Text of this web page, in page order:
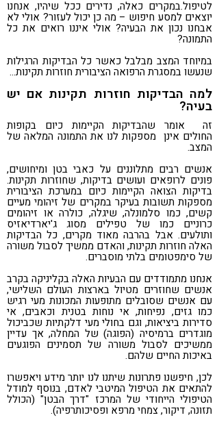
לטיפול.במקרים כאלה, נדירים ככל שיהיו, אנחנו
יוצאים למסע חיפוש – מה כן יכול לעזור? אולי לא
אבחנו נכון את הבעיה? אולי איננו רואים את כל
התמונה?
במיוחד המצב מבלבל כאשר כל הבדיקות הרגילות
שנעשו במסגרת הרפואה הציבורית חוזרות תקינות…
למה הבדיקות חוזרות תקינות אם יש
בעיה?
זה אומר שהבדיקות הקיימות כיום בקופות
החולים אינן מספקות לנו את התמונה המלאה של
המצב.
אנשים רבים מתלוננים על כאבי בטן ומיחושים,
פונים לרופאים ועושים בדיקות, שחוזרות תקינות.
בדיקות הצואה הקיימות כיום במערכת הציבורית
מספקות תשובות בעיקר במקרים של זיהומי מעיים
קשים, כמו סלמונלה, שיגלה, כולרה או זיהומים
כרוניים כמו של טפילים מסוג ג'יארדיאזיס
ותולעים. אבל בהרבה מאוד מקרים, כל הבדיקות
האלה חוזרות תקינות, והאדם ממשיך לסבול משורה
של סימפטומים בלתי מוסברים.
אנחנו מתמודדים עם הבעיות האלה בקליניקה בקרב
אנשים שחוזרים מטיול בארצות העולם השלישי,
עם אנשים שסובלים מתופעות המכונות מעי רגיש
כמו גזים, נפיחות, אי נוחות בטנית וכאבים, אי
סדירות ביציאות, וגם בחולי מעי דלקתיות שכביכול
מוגדרים ברמיסיה (הפוגה) של המחלה, אך עדיין
ממשיכים לסבול משורה של תסמינים הפוגעים
באיכות החיים שלהם.
לכן, חיפשנו פתרונות שיתנו לנו יותר מידע ויאפשרו
להתאים את הטיפול המיטבי לאדם, בנוסף למודל
הטיפולי הייחודי של המרכז "דרך הבטן" (הכולל
תזונה, דיקור, צמחי מרפא ופסיכותרפיה).